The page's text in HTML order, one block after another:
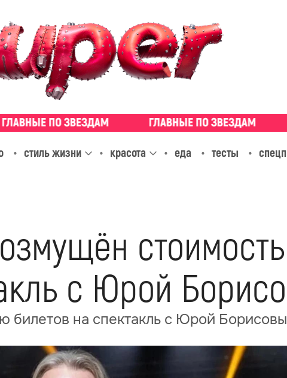
стиль жизни красота еда тесты
с Юрой
билетов на спектакль с Юрой